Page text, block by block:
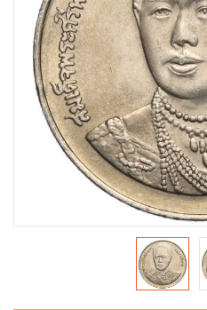
Юбилейные монеты Банка
Памятные и
Иностранные монеты
Неофициальные выпуски
Античные и средневековые
Инвестиционные монеты